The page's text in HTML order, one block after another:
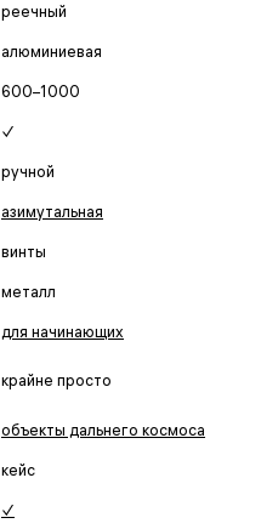
реечный
алюминиевая
600–1000
✓
ручной
азимутальная
винты
металл
для начинающих
крайне просто
объекты дальнего космоса
кейс
✓